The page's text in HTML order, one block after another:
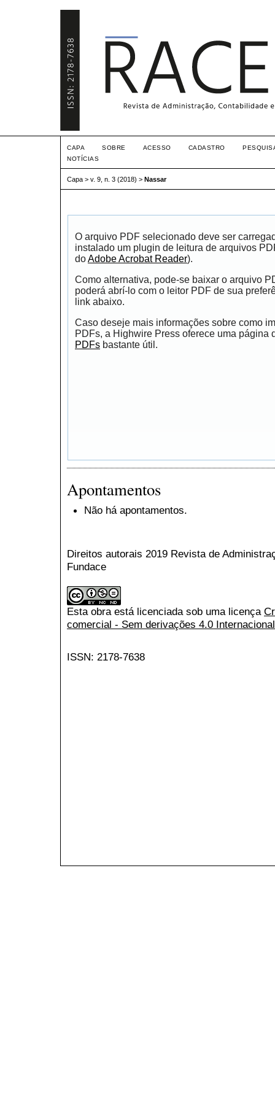
CAPA SOBRE ACESSO CADASTRO
NOTÍCIAS
Capa > v. 9, n. 3 (2018) > Nassar
O arquivo PDF selecionado deve ser
instalado um plugin de leitura de arquivos
doAdobe Acrobat Reader).
Como alternativa, pode-se baixar o arquivo
poderá abrí-lo com o leitor PDF de sua
link abaixo.
Caso deseje mais informações sobre como
PDFs, a Highwire Press oferece uma página
PDFs bastante útil.
Apontamentos
Não há apontamentos.
Direitos autorais 2019 Revista de
Fundace
Esta obra está licenciada sob uma licença
comercial - Sem derivações 4.0 Internacional
ISSN: 2178-7638